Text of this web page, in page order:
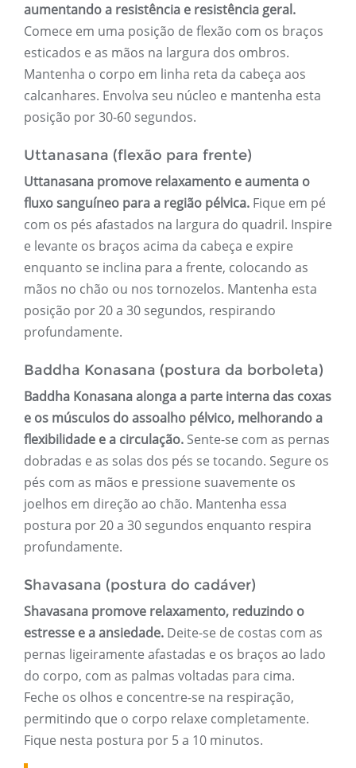
aumentando a resistência e resistência geral.
Comece em uma posição de flexão com os braços
esticados e as mãos na largura dos ombros.
Mantenha o corpo em linha reta da cabeça aos
calcanhares. Envolva seu núcleo e mantenha esta
posição por 30-60 segundos.
Uttanasana (flexão para frente)
Uttanasana promove relaxamento e aumenta o
fluxo sanguíneo para a região pélvica. Fique em pé
com os pés afastados na largura do quadril. Inspire
e levante os braços acima da cabeça e expire
enquanto se inclina para a frente, colocando as
mãos no chão ou nos tornozelos. Mantenha esta
posição por 20 a 30 segundos, respirando
profundamente.
Baddha Konasana (postura da borboleta)
Baddha Konasana alonga a parte interna das coxas
e os músculos do assoalho pélvico, melhorando a
flexibilidade e a circulação. Sente-se com as pernas
dobradas e as solas dos pés se tocando. Segure os
pés com as mãos e pressione suavemente os
joelhos em direção ao chão. Mantenha essa
postura por 20 a 30 segundos enquanto respira
profundamente.
Shavasana (postura do cadáver)
Shavasana promove relaxamento, reduzindo o
estresse e a ansiedade. Deite-se de costas com as
pernas ligeiramente afastadas e os braços ao lado
do corpo, com as palmas voltadas para cima.
Feche os olhos e concentre-se na respiração,
permitindo que o corpo relaxe completamente.
Fique nesta postura por 5 a 10 minutos.